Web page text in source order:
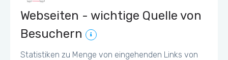
Webseiten - wichtige Quelle von
Besuchern
Statistiken zu Menge von eingehenden Links von